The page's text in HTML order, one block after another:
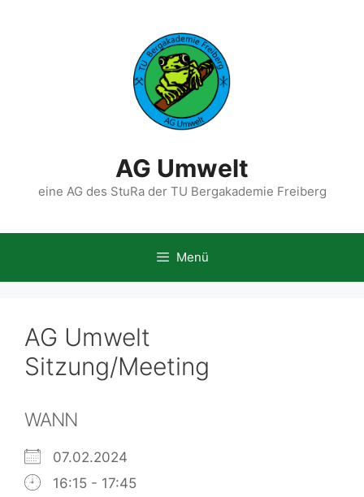
AG Umwelt
eine AG des StuRa der TU Bergakademie Freiberg
Menü
AG Umwelt
Sitzung/Meeting
WANN
07.02.2024
16:15 - 17:45